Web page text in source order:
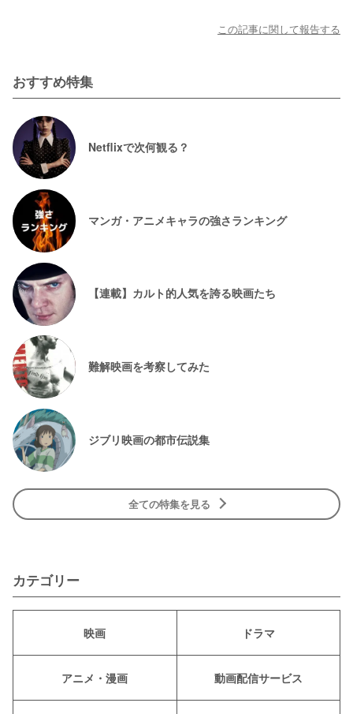
この記事に関して報告する
おすすめ特集
Netflixで次何観る？
マンガ・アニメキャラの強さランキング
【連載】カルト的人気を誇る映画たち
難解映画を考察してみた
ジブリ映画の都市伝説集
全ての特集を見る
カテゴリー
映画 ドラマ
アニメ・漫画 動画配信サービス